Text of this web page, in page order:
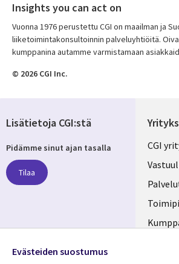
Insights you can act on
Vuonna 1976 perustettu CGI on maailman ja
liiketoimintakonsultoinnin palveluyhtiöitä.
kumppanina autamme varmistamaan
© 2026 CGI Inc.
CGI
Lisätietoja CGI:stä
Pidämme sinut ajan tasalla
Tilaa
Evästeiden suostumus